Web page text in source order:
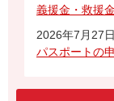
義援金・救援
2026年7月27
パスポートの